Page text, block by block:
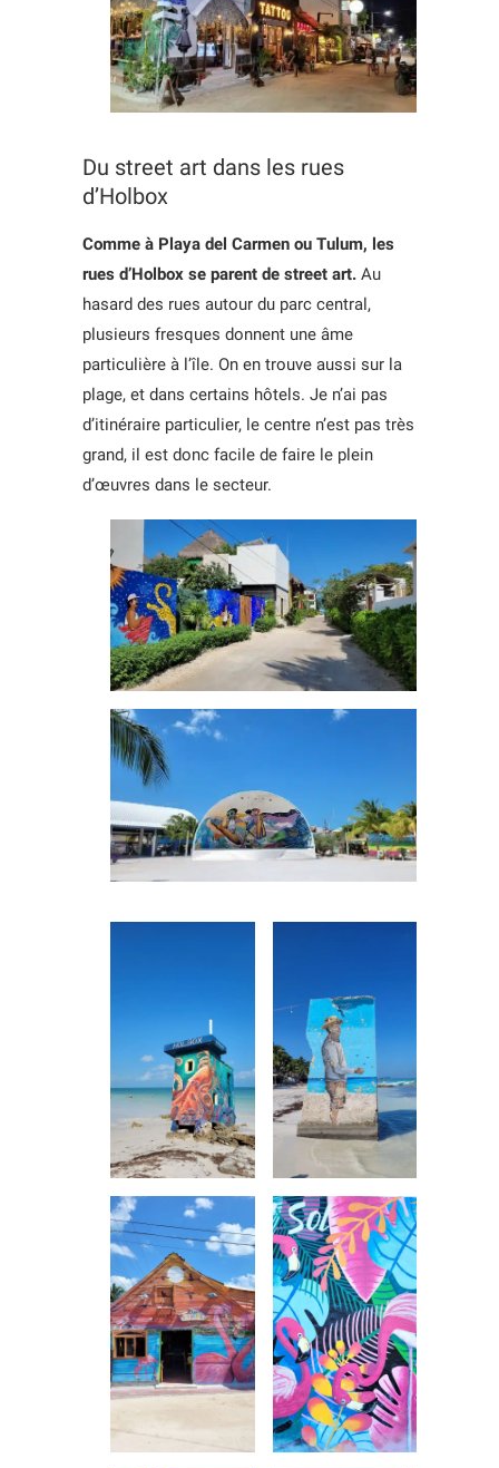
Du street art dans les rues
d’Holbox
Comme à Playa del Carmen ou Tulum, les
rues d’Holbox se parent de street art. Au
hasard des rues autour du parc central,
plusieurs fresques donnent une âme
particulière à l’île. On en trouve aussi sur la
plage, et dans certains hôtels. Je n’ai pas
d’itinéraire particulier, le centre n’est pas très
grand, il est donc facile de faire le plein
d’œuvres dans le secteur.